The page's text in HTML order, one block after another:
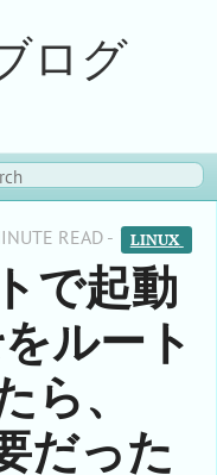
ログ
READ - LINUX
で起動
ルート
ら、
だった